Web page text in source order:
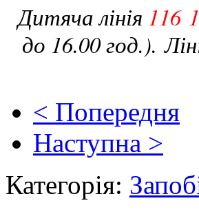
Дитяча лінія 116
до 16.00 год.).
< Попередня
Наступна >
Категорія: